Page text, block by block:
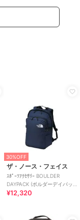
30%OFF
ザ・ノース・フェイス
ｽﾎﾟｰﾂｱｸｾｻﾘｰ BOULDER
DAYPACK (ボルダーデイパッ
ク)
¥12,320